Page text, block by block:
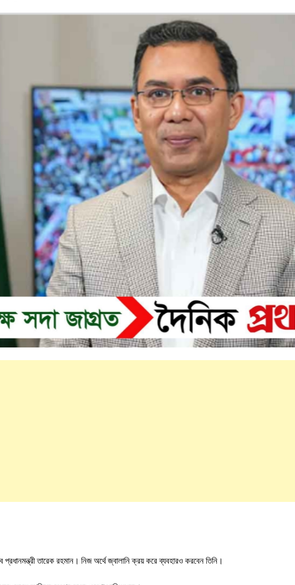
প্রধানমন্ত্রী তারেক রহমান। নিজ অর্থে জ্বালানি ক্রয় করে ব্যবহারও করবেন তিনি।